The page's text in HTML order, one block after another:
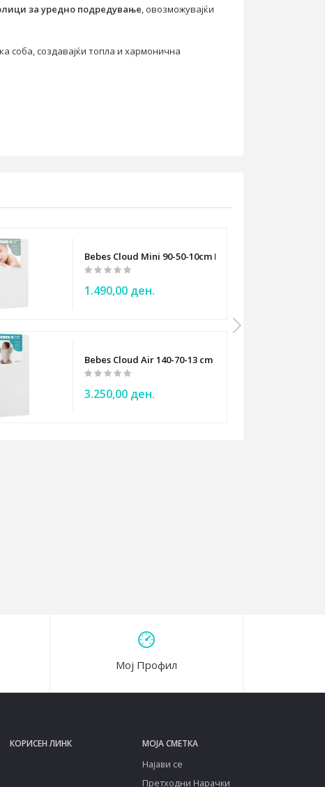
за уредно подредување, овозможувајќи
соба, создавајќи топла и хармонична
Bebes Cloud Mini 90-50-10cm Baby mattress
1.490,00 ден.
Bebes Cloud Air 140-70-13 cm Baby mattress
3.250,00 ден.
Мој Профил
КОРИСЕН ЛИНК МОЈА СМЕТКА
Најави се
Претходни Нарачки